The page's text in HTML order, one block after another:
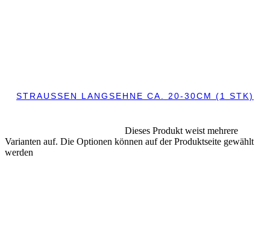
STRAUSSEN LANGSEHNE CA. 20-30CM (1 STK)
Dieses Produkt weist mehrere
Varianten auf. Die Optionen können auf der Produktseite gewählt
werden